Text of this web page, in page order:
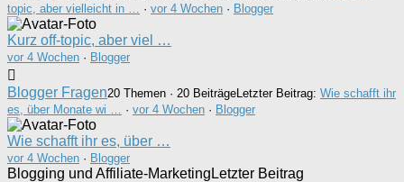
topic, aber vielleicht in …
· vor 4 Wochen · Blogger
Kurz off-topic, aber viel …
vor 4 Wochen · Blogger
Blogger Fragen20 Themen · 20 BeiträgeLetzter Beitrag: Wie schafft ihr
es, über Monate wi …
· vor 4 Wochen · Blogger
Wie schafft ihr es, über …
vor 4 Wochen · Blogger
Blogging und Affiliate-Marketing Letzter Beitrag